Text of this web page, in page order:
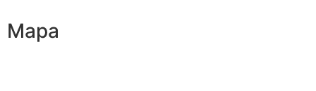
Mapa